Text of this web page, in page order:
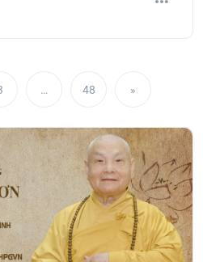
… 48 »